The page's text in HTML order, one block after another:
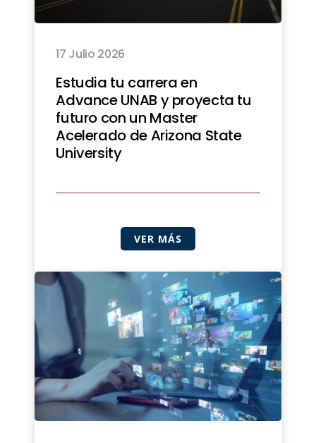
17 Julio 2026
Estudia tu carrera en
Advance UNAB y proyecta tu
futuro con un Master
Acelerado de Arizona State
University
VER MÁS